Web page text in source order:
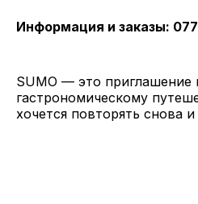
Информация и заказы:
SUMO — это приглашение
гастрономическому
хочется повторять снова